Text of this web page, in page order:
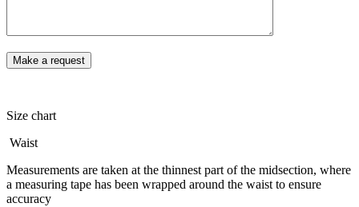
Size chart
Waist
Measurements are taken at the thinnest part of the midsection, where
a measuring tape has been wrapped around the waist to ensure
accuracy